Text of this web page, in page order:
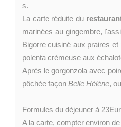
s.
La carte réduite du
marinées au gingembre,
Bigorre cuisiné aux praires
polenta crémeuse aux
Après le gorgonzola avec
pôchée façon Belle Hélène,
Formules du déjeuner à
A la carte, compter environ